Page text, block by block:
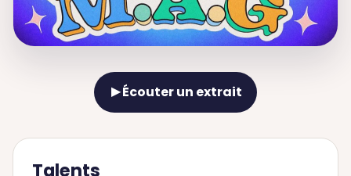
▶Écouter un extrait
Talents